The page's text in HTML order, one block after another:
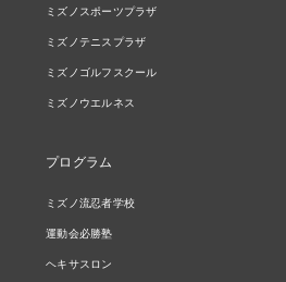
ミズノスポーツプラザ
ミズノテニスプラザ
ミズノゴルフスクール
ミズノウエルネス
プログラム
ミズノ流忍者学校
運動会必勝塾
ヘキサスロン